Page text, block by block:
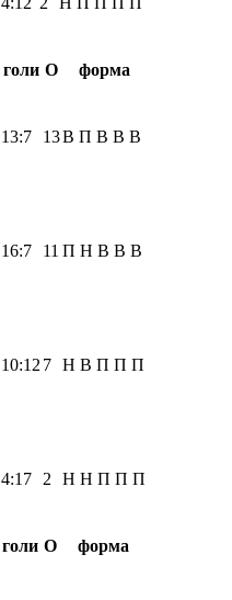
голи О форма
13:7 13В П В В В
16:7 11 П Н В В В
10:12 7 Н В П П П
4:17 2 Н Н П П П
голи О форма